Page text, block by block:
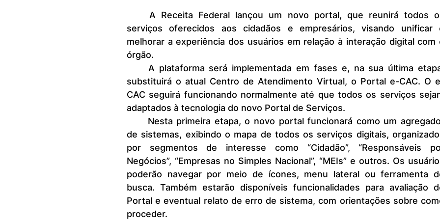
serviços oferecidos aos cidadãos e empresários, visando unificar
melhorar a experiência dos usuários em relação à interação digital com
órgão.
substituirá o atual Centro de Atendimento Virtual, o Portal e-CAC. O
CAC seguirá funcionando normalmente até que todos os serviços
adaptados à tecnologia do novo Portal de Serviços.
de sistemas, exibindo o mapa de todos os serviços digitais,
por segmentos de interesse como “Cidadão”, “Responsáveis
Negócios”, “Empresas no Simples Nacional”, “MEIs” e outros. Os
poderão navegar por meio de ícones, menu lateral ou ferramenta
busca. Também estarão disponíveis funcionalidades para avaliação
Portal e eventual relato de erro de sistema, com orientações sobre
proceder.